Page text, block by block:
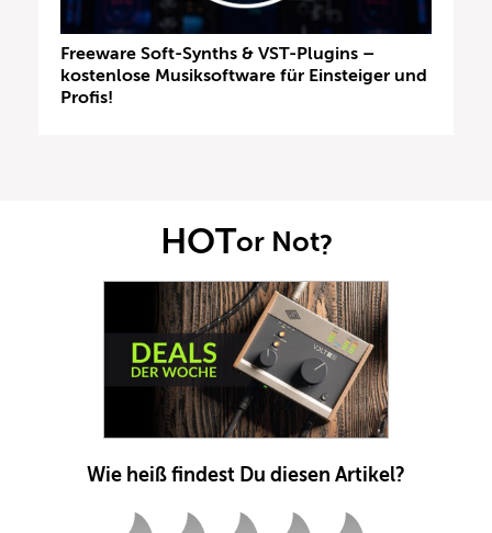
Freeware Soft-Synths & VST-Plugins –
kostenlose Musiksoftware für Einsteiger und
Profis!
HOTor Not?
Wie heiß findest Du diesen Artikel?